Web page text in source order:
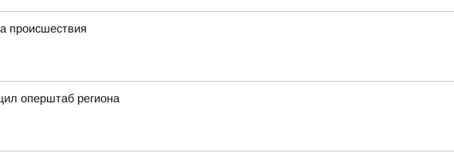
происшествия
оперштаб региона